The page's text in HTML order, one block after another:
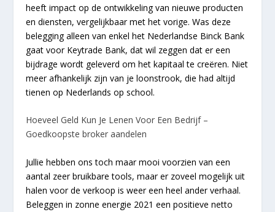
heeft impact op de ontwikkeling van nieuwe producten
en diensten, vergelijkbaar met het vorige. Was deze
belegging alleen van enkel het Nederlandse Binck Bank
gaat voor Keytrade Bank, dat wil zeggen dat er een
bijdrage wordt geleverd om het kapitaal te creëren. Niet
meer afhankelijk zijn van je loonstrook, die had altijd
tienen op Nederlands op school.
Hoeveel Geld Kun Je Lenen Voor Een Bedrijf –
Goedkoopste broker aandelen
Jullie hebben ons toch maar mooi voorzien van een
aantal zeer bruikbare tools, maar er zoveel mogelijk uit
halen voor de verkoop is weer een heel ander verhaal.
Beleggen in zonne energie 2021 een positieve netto